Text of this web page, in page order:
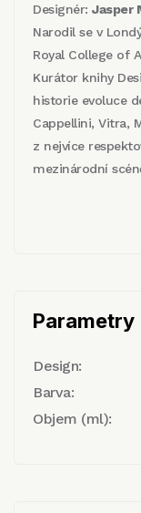
Designér:Jasper
Narodil se v
Royal College of
Kurátor knihy
historie evoluce
Cappellini, Vitra,
z nejvíce
mezinárodní
Parametry
Design:
Barva:
Objem (ml):